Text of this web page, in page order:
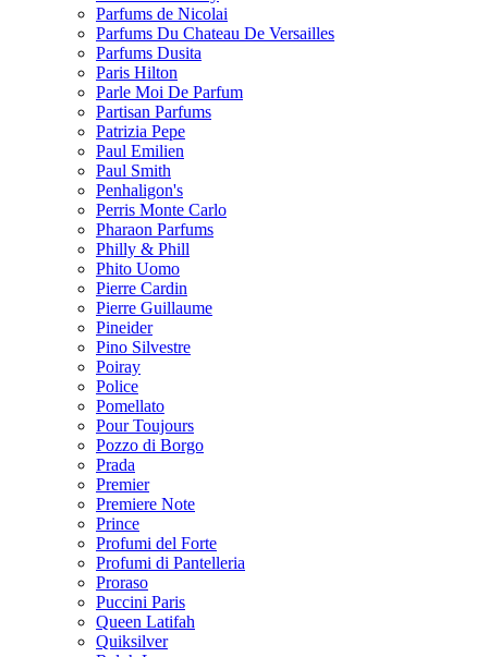
Parfums de Nicolai
Parfums Du Chateau De Versailles
Parfums Dusita
Paris Hilton
Parle Moi De Parfum
Partisan Parfums
Patrizia Pepe
Paul Emilien
Paul Smith
Penhaligon's
Perris Monte Carlo
Pharaon Parfums
Philly & Phill
Phito Uomo
Pierre Cardin
Pierre Guillaume
Pineider
Pino Silvestre
Poiray
Police
Pomellato
Pour Toujours
Pozzo di Borgo
Prada
Premier
Premiere Note
Prince
Profumi del Forte
Profumi di Pantelleria
Proraso
Puccini Paris
Queen Latifah
Quiksilver